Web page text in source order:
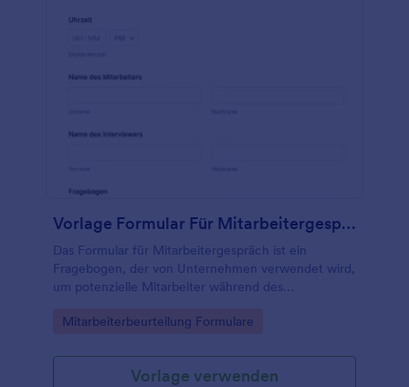
Vorlage Formular Für Mitarbeitergespräch
Das Formular für Mitarbeitergespräch ist ein
Fragebogen, der von Unternehmen verwendet wird,
um potenzielle Mitarbeiter während des
Go to Category:
Mitarbeiterbeurteilung Formulare
Vorlage verwenden